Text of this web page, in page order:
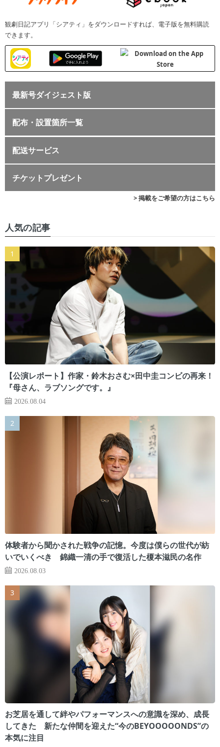
観劇日記アプリ「シアティ」をダウンロードすれば、電子版を無料購読
できます。
最新号ダイジェスト版
配布・設置箇所一覧
配送サービス
チケットプレゼント
> 掲載をご希望の方はこちら
人気の記事
【公演レポート】作家・鈴木おさむ×田中圭コンビの再来！
『母さん、ラブソングです。』
2026.08.04
体験者から聞かされた戦争の記憶。今度は僕らの世代が紡
いでいくべき 錦織一清の手で復活した榎本滋民の名作
2026.08.03
お芝居を通して絆やパフォーマンスへの意識を深め、成長
してきた 新たな仲間を迎えた“今のBEYOOOOONDS”の
本気に注目